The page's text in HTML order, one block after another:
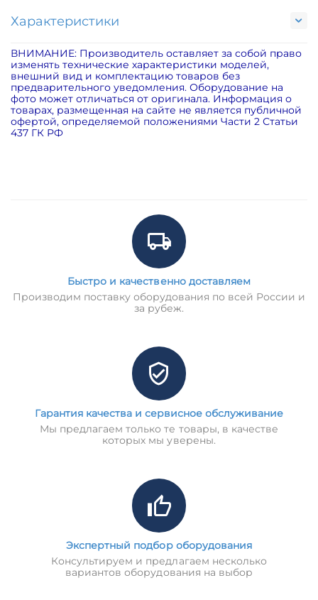
Характеристики
ВНИМАНИЕ: Производитель оставляет за собой право
изменять технические характеристики моделей,
внешний вид и комплектацию товаров без
предварительного уведомления. Оборудование на
фото может отличаться от оригинала. Информация о
товарах, размещенная на сайте не является публичной
офертой, определяемой положениями Части 2 Статьи
437 ГК РФ
Быстро и качественно доставляем
Производим поставку оборудования по всей России и
за рубеж.
Гарантия качества и сервисное обслуживание
Мы предлагаем только те товары, в качестве
которых мы уверены.
Экспертный подбор оборудования
Консультируем и предлагаем несколько
вариантов оборудования на выбор